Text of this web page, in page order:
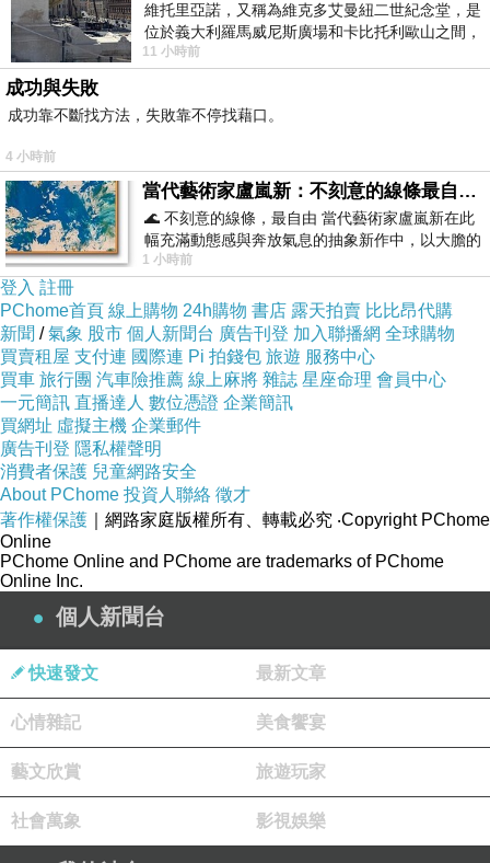
週五、六、日都有下雨，不過演唱會不准帶雨傘，數萬人
的粉絲們淋雨等候入場。而且也不准帶看不見內容物的包
包，本地廠商露露樂檬(Lululemon)特地為粉絲們推出透明
腰包和透明背包。
泰勒絲 (Taylor Swift) 的「時代終結」
巡演在溫哥華舉行最後的謝幕
泰勒莎告訴觀眾，她選擇加拿大和溫哥華來結束巡
演，因為歌迷不僅知道歌詞，大聲一起唱，最重要
是還「
維托里亞諾，又稱為維克多艾曼紐二世紀念堂，是
位於義大利羅馬威尼斯廣場和卡比托利歐山之間，
用以紀念統一義大利統一後的的第一位國
11 小時前
成功與失敗
成功靠不斷找方法，失敗靠不停找藉口。
4 小時前
當代藝術家盧嵐新：不刻意的線條最自由，讓色彩流動、筆觸自己說話
🌊 不刻意的線條，最自由 當代藝術家盧嵐新在此
幅充滿動態感與奔放氣息的抽象新作中，以大膽的
藍色顏料在白色畫布上揮灑、壓印與流淌
1 小時前
登入 註冊
PChome首頁 線上購物 24h購物 書店 露天拍賣 比比昂代購
新聞 /氣象 股市 個人新聞台 廣告刊登 加入聯播網 全球購物
買賣租屋 支付連 國際連 Pi 拍錢包 旅遊 服務中心
買車 旅行團 汽車險推薦 線上麻將 雜誌 星座命理 會員中心
一元簡訊 直播達人 數位憑證 企業簡訊
買網址 虛擬主機 企業郵件
廣告刊登 隱私權聲明
消費者保護 兒童網路安全
About PChome 投資人聯絡 徵才
著作權保護 ｜網路家庭版權所有、轉載必究 ‧Copyright PChome
Online
PChome Online and PChome are trademarks of PChome
Online Inc.
個人新聞台
快速發文 最新文章
心情雜記 美食饗宴
藝文欣賞 旅遊玩家
社會萬象 影視娛樂